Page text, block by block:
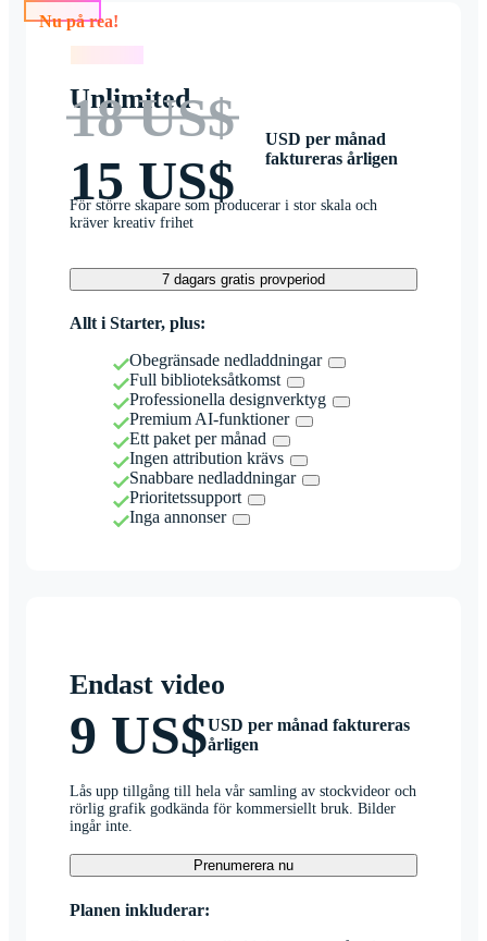
Nu på rea!
Unlimited
18 US$
15 US$
USD per månad
faktureras årligen
För större skapare som producerar i stor skala och
kräver kreativ frihet
7 dagars gratis provperiod
Allt i Starter, plus:
Obegränsade nedladdningar
Full biblioteksåtkomst
Professionella designverktyg
Premium AI-funktioner
Ett paket per månad
Ingen attribution krävs
Snabbare nedladdningar
Prioritetssupport
Inga annonser
Endast video
9 US$USD per månad faktureras
årligen
Lås upp tillgång till hela vår samling av stockvideor och
rörlig grafik godkända för kommersiellt bruk. Bilder
ingår inte.
Prenumerera nu
Planen inkluderar: